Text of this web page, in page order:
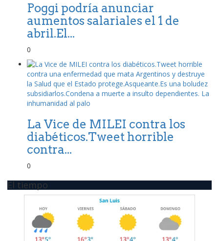
Poggi podría anunciar
aumentos salariales el 1 de
abril.El...
0
La Vice de MILEI contra los
diabéticos.Tweet horrible
contra...
0
El tiempo